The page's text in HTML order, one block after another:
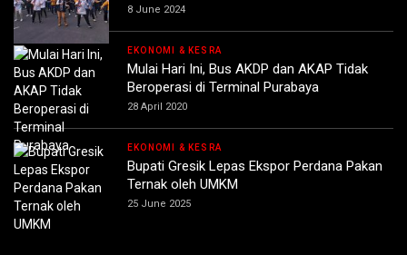
8 June 2024
EKONOMI & KESRA
Mulai Hari Ini, Bus AKDP dan AKAP Tidak
Beroperasi di Terminal Purabaya
28 April 2020
EKONOMI & KESRA
Bupati Gresik Lepas Ekspor Perdana Pakan
Ternak oleh UMKM
25 June 2025